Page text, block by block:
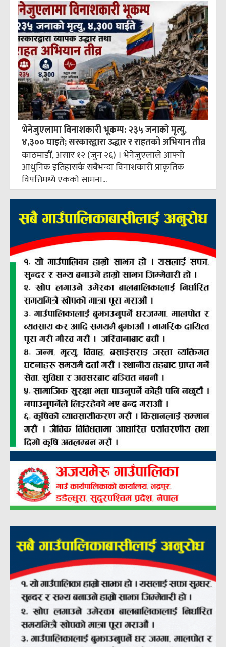
भेनेजुएलामा विनाशकारी भूकम्प: २३५ जनाको मृत्यु,
४,३०० घाइते; सरकारद्वारा उद्धार र राहतको अभियान तीव्र
काठमाडौँ, असार १२ (जुन २६) । भेनेजुएलाले आफ्नो
आधुनिक इतिहासकै सबैभन्दा विनाशकारी प्राकृतिक
विपत्तिमध्ये एकको सामना...